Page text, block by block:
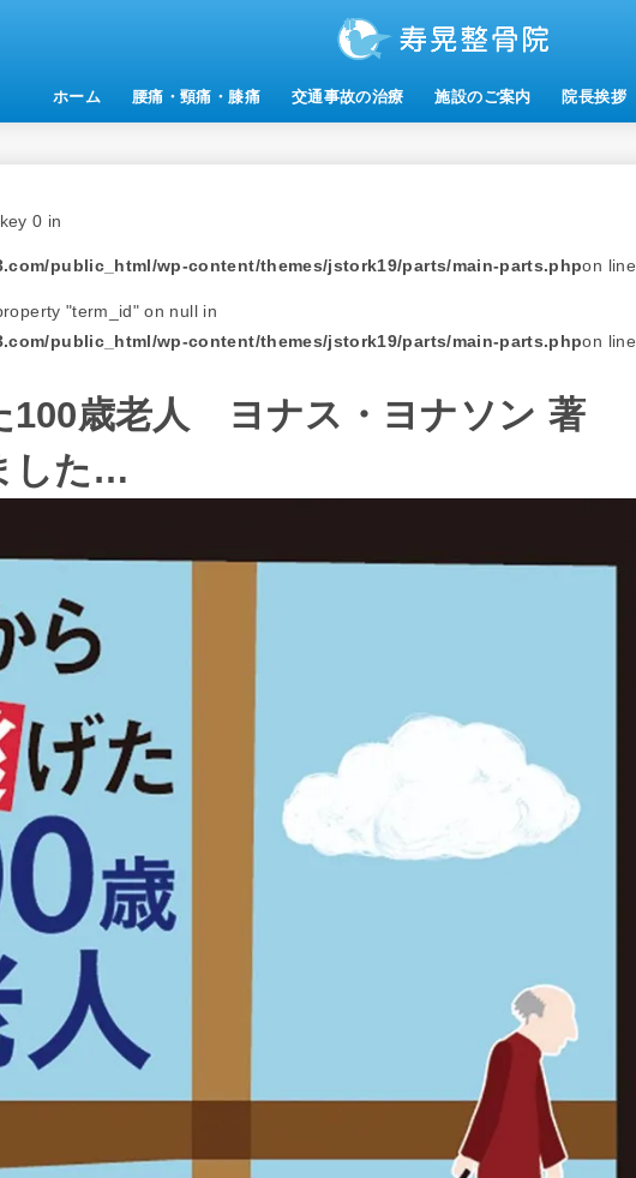
ホーム 腰痛・頸痛・膝痛 交通事故の治療 施設のご案内 院長挨拶
0 in
public_html/wp-content/themes/jstork19/parts/main-parts.phpon line
"term_id" on null in
public_html/wp-content/themes/jstork19/parts/main-parts.phpon line
100歳老人 ヨナス・ヨナソン 著
した…